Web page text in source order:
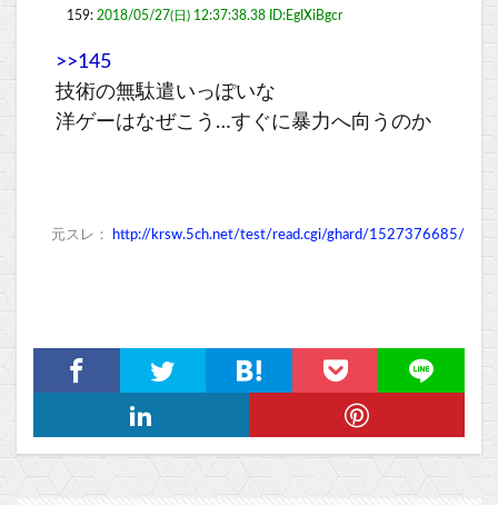
159: 2018/05/27(日) 12:37:38.38 ID:EgIXiBgcr
>>145
技術の無駄遣いっぽいな
洋ゲーはなぜこう…すぐに暴力へ向うのか
元スレ： http://krsw.5ch.net/test/read.cgi/ghard/1527376685/